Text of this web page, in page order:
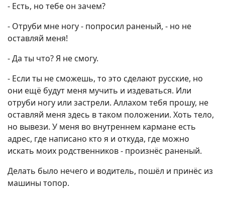
- Есть, но тебе он зачем?
- Отруби мне ногу - попросил раненый, - но не
оставляй меня!
- Да ты что? Я не смогу.
- Если ты не сможешь, то это сделают русские, но
они ещё будут меня мучить и издеваться. Или
отруби ногу или застрели. Аллахом тебя прошу, не
оставляй меня здесь в таком положении. Хоть тело,
но вывези. У меня во внутреннем кармане есть
адрес, где написано кто я и откуда, где можно
искать моих родственников - произнёс раненый.
Делать было нечего и водитель, пошёл и принёс из
машины топор.